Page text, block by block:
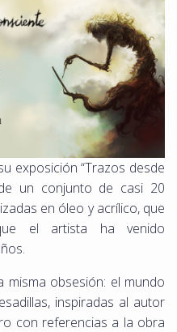
exposición “Trazos desde
un conjunto de casi 20
en óleo y acrílico, que
el artista ha venido
obsesión: el mundo
inspiradas al autor
con referencias a la obra